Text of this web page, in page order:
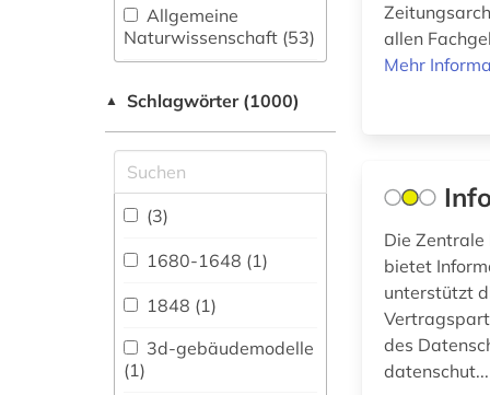
Allgemeine
Naturwissenschaft (53)
fachübergreifende
Allgemeine und
vergleichende Sprach-
und
Literaturwissenschaft.
Indogermanistik.
Außereuropäische
Sprachen und
Literaturen (88)
Anglistik.
Amerikanistik (56)
▲ Schlagwörter (1000)
(3)
1680-1648 (1)
1848 (1)
3d-gebäudemodelle
(1)
allen
Mehr
Die
bietet
unterstützt
des
datenschut...